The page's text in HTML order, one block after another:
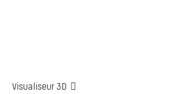
Visualiseur 3D